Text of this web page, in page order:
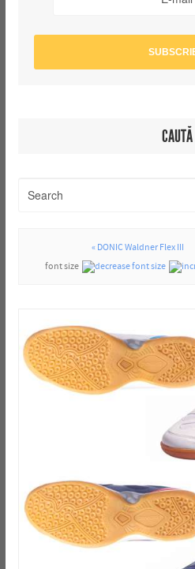
CAUTĂ
« DONIC Waldner Flex III
font size